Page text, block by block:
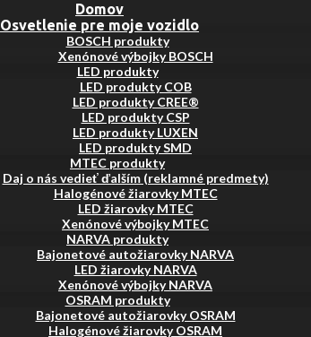
Domov
Osvetlenie pre moje vozidlo
BOSCH produkty
Xenónové výbojky BOSCH
LED produkty
LED produkty COB
LED produkty CREE®
LED produkty CSP
LED produkty LUXEN
LED produkty SMD
MTEC produkty
Daj o nás vedieť ďalším (reklamné predmety)
Halogénové žiarovky MTEC
LED žiarovky MTEC
Xenónové výbojky MTEC
NARVA produkty
Bajonetové autožiarovky NARVA
LED žiarovky NARVA
Xenónové výbojky NARVA
OSRAM produkty
Bajonetové autožiarovky OSRAM
Halogénové žiarovky OSRAM